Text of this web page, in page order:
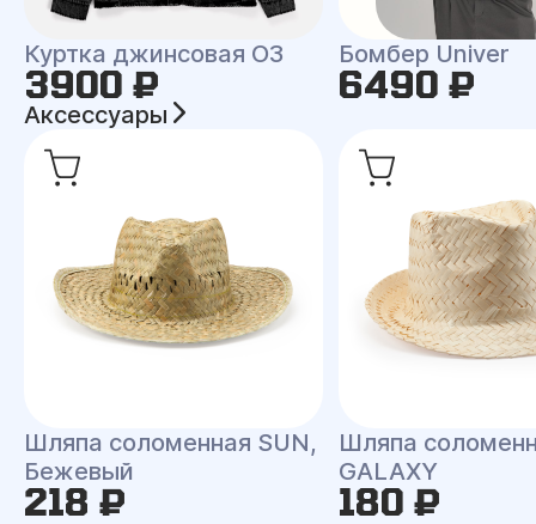
Куртка джинсовая O3
3900 ₽
Бомбер Univer
6490 ₽
Аксессуары
Шляпа соломенная SUN,
Бежевый
218 ₽
Шляпа
GALAXY
180 ₽